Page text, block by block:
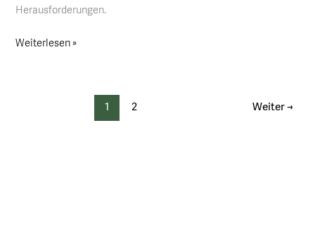
Herausforderungen.
Weiterlesen »
1 2 Weiter→